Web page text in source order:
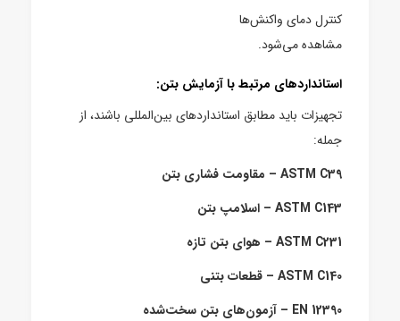
کنترل دمای واکنش‌ها
مشاهده می‌شود.
استانداردهای مرتبط با آزمایش بتن:
تجهیزات باید مطابق استانداردهای بین‌المللی باشند، از
جمله:
ASTM C39 – مقاومت فشاری بتن
ASTM C143 – اسلامپ بتن
ASTM C231 – هوای بتن تازه
ASTM C140 – قطعات بتنی
EN 12390 – آزمون‌های بتن سخت‌شده